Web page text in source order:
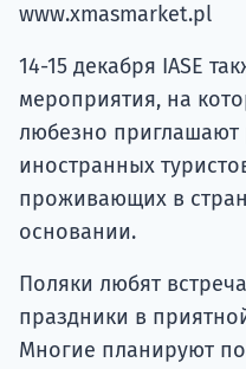
www.xmasmarket.pl
14-15 декабря IASE
мероприятия, на
любезно приглашают
иностранных
проживающих в
основании.
Поляки любят
праздники в
Многие планируют